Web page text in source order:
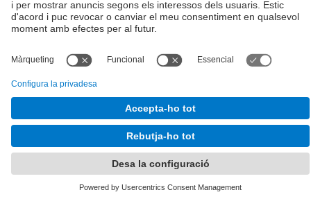
Canals i Ports de Barcelona
Avís legal
Configuració de privadesa